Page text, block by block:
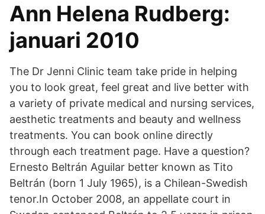
Ann Helena Rudberg:
januari 2010
The Dr Jenni Clinic team take pride in helping
you to look great, feel great and live better with
a variety of private medical and nursing services,
aesthetic treatments and beauty and wellness
treatments. You can book online directly
through each treatment page. Have a question?
Ernesto Beltrán Aguilar better known as Tito
Beltrán (born 1 July 1965), is a Chilean-Swedish
tenor.In October 2008, an appellate court in